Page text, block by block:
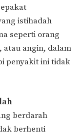
istihadah
seperti orang
atau angin, dalam
penyakit ini tidak
berdarah
berhenti